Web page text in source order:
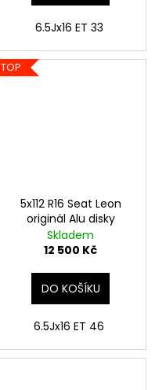
6.5Jx16 ET 33
TOP
5x112 R16 Seat Leon
originál Alu disky
Skladem
12 500 Kč
DO KOŠÍKU
6.5Jx16 ET 46